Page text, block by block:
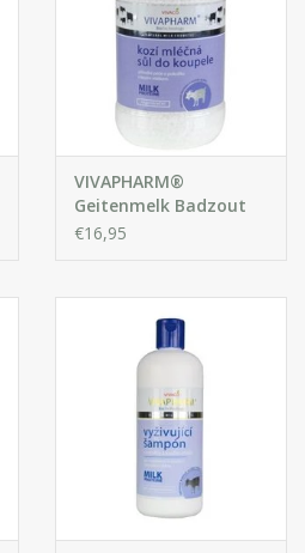
VIVAPHARM®
Geitenmelk Badzout
€16,95